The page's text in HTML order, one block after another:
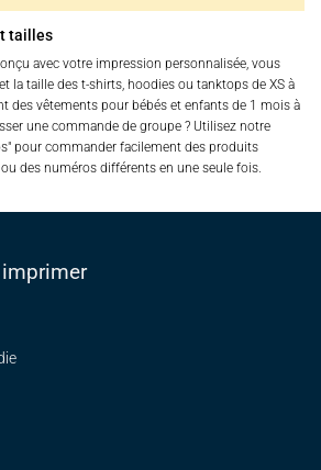
tailles
avec votre impression personnalisée, vous
la taille des t-shirts, hoodies ou tanktops de XS à
des vêtements pour bébés et enfants de 1 mois à
une commande de groupe ? Utilisez notre
pour commander facilement des produits
des numéros différents en une seule fois.